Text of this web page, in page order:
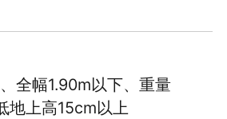
全幅1.90m以下、重量
地上高15cm以上